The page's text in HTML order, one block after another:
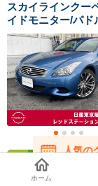
サイズ
WLTCモード
スカイラインク
イドモニター/パ
人気の
在庫が
ホーム